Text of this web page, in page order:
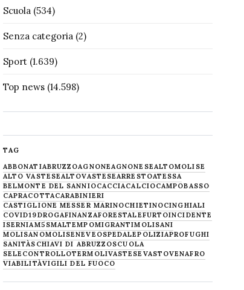
Scuola(534)
Senza categoria(2)
Sport(1.639)
Top news(14.598)
TAG
ABBONATIABRUZZOAGNONEAGNONESEALTOMOLISE
ALTO VASTESEALTOVASTESEARRESTOATESSA
BELMONTE DEL SANNIOCACCIACALCIOCAMPOBASSO
CAPRACOTTACARABINIERI
CASTIGLIONE MESSER MARINOCHIETINOCINGHIALI
COVID19DROGAFINANZAFORESTALEFURTOINCIDENTE
ISERNIAM5SMALTEMPOMIGRANTIMOLISANI
MOLISANOMOLISENEVE OSPEDALEPOLIZIAPROFUGHI
SANITÀSCHIAVI DI ABRUZZOSCUOLA
SELECONTROLLOTERMOLIVASTESE VASTOVENAFRO
VIABILITÀVIGILI DEL FUOCO